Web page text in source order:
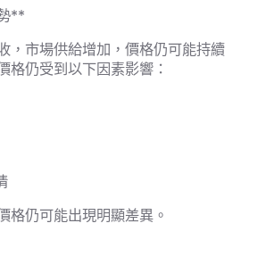
**
，市場供給增加，價格仍可能持續
格仍受到以下因素影響：
格仍可能出現明顯差異。